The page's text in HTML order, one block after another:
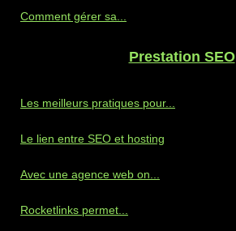
Comment gérer sa...
Prestation SEO
Les meilleurs pratiques pour...
Le lien entre SEO et hosting
Avec une agence web on...
Rocketlinks permet...